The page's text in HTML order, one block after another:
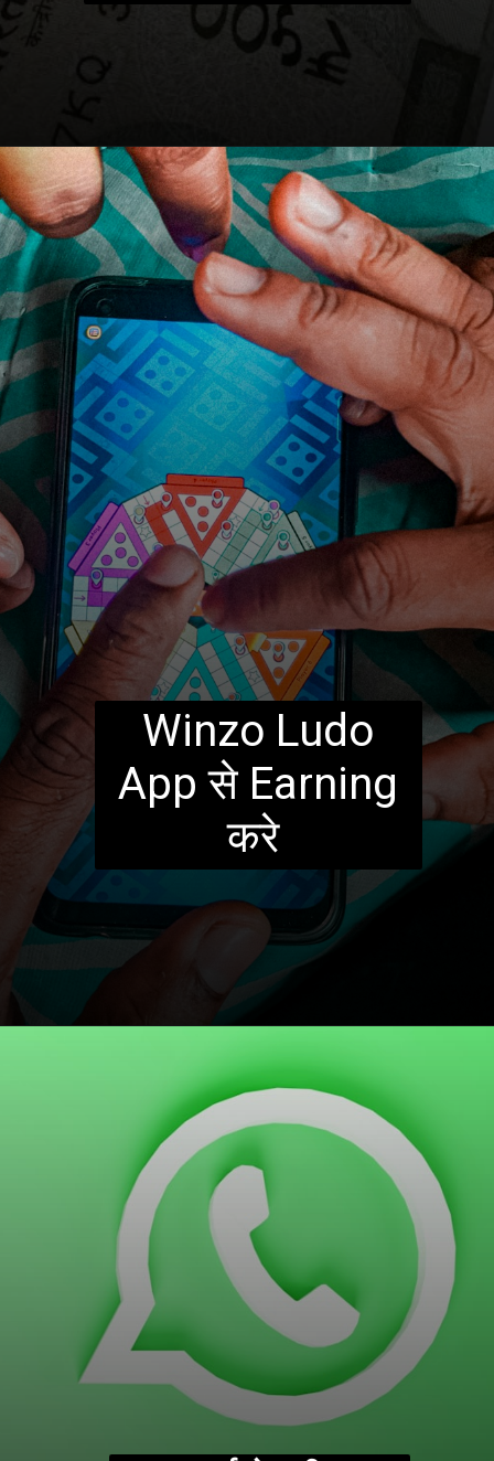
Opening https://freebazaarindia.com/ludo-game-se-paise-kaise-kamaye/
Winzo Ludo
App से Earning
करे